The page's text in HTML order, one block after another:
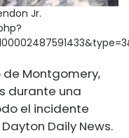
Jr.
Montgomery,
durante una
el incidente
Daily News.